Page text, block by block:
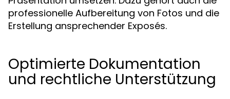
professionelle Aufbereitung von Fotos und die
Erstellung ansprechender Exposés.
Optimierte Dokumentation
und rechtliche Unterstützung